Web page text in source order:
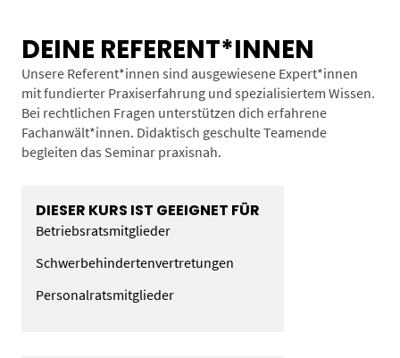
DEINE REFERENT*INNEN
Unsere Referent*innen sind ausgewiesene Expert*innen
mit fundierter Praxiserfahrung und spezialisiertem Wissen.
Bei rechtlichen Fragen unterstützen dich erfahrene
Fachanwält*innen. Didaktisch geschulte Teamende
begleiten das Seminar praxisnah.
DIESER KURS IST GEEIGNET FÜR
Betriebsratsmitglieder
Schwerbehindertenvertretungen
Personalratsmitglieder